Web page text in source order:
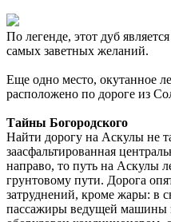
По легенде, этот дуб
самых заветных желаний.
Еще одно место, окутанное
расположено по дороге из
Тайны Богородского
Найти дорогу на Аскулы не
заасфальтированная
направо, то путь на Аскулы
грунтовому пути. Дорога
затруднений, кроме жары: в
пассажиры ведущей машины